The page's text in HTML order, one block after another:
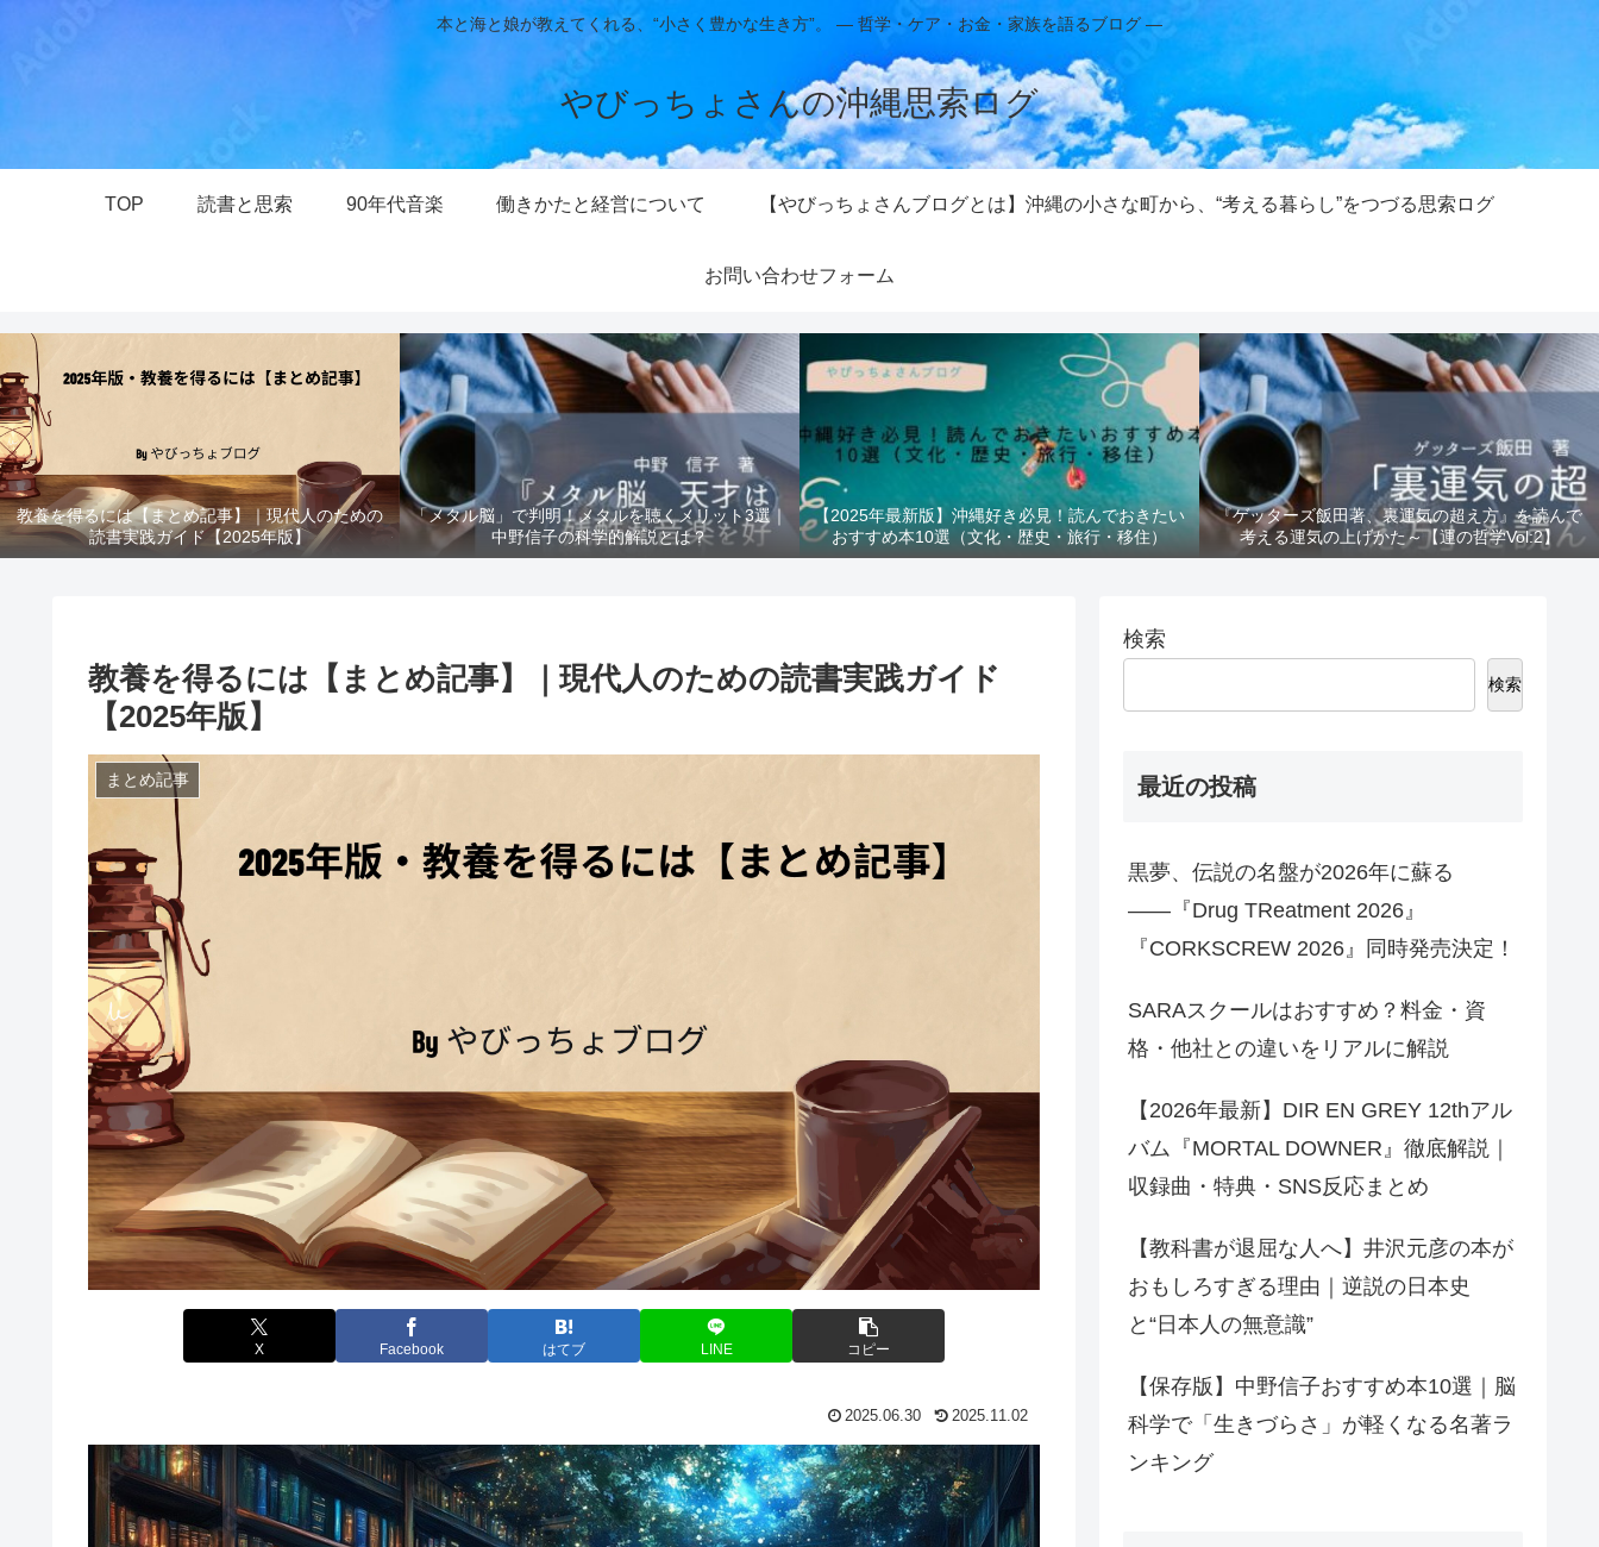
本と海と娘が教えてくれる、“小さく豊かな生き方”。 ― 哲学・ケア・お金・家族を語るブログ ―
やびっちょさんの沖縄思索ログ
TOP 読書と思索 90年代音楽 働きかたと経営について 【やびっちょさんブログとは】沖縄の小さな町から、“考える暮らし”をつづる思索ログ
お問い合わせフォーム
教養を得るには【まとめ記事】｜現代人のための
読書実践ガイド【2025年版】
「メタル脳」で判明！メタルを聴くメリット3選｜
中野信子の科学的解説とは？
【2025年最新版】沖縄好き必見！読んでおきたい
おすすめ本10選（文化・歴史・旅行・移住）
『ゲッターズ飯田著、裏運気の超え方』を読んで
考える運気の上げかた～【運の哲学Vol:2】
教養を得るには【まとめ記事】｜現代人のための読書実践ガイド
【2025年版】
まとめ記事
X Facebook はてブ LINE コピー
2025.06.30 2025.11.02
検索
検索
最近の投稿
黒夢、伝説の名盤が2026年に蘇る
――『Drug TReatment 2026』
『CORKSCREW 2026』同時発売決定！
SARAスクールはおすすめ？料金・資
格・他社との違いをリアルに解説
【2026年最新】DIR EN GREY 12thアル
バム『MORTAL DOWNER』徹底解説｜
収録曲・特典・SNS反応まとめ
【教科書が退屈な人へ】井沢元彦の本が
おもしろすぎる理由｜逆説の日本史
と“日本人の無意識”
【保存版】中野信子おすすめ本10選｜脳
科学で「生きづらさ」が軽くなる名著ラ
ンキング